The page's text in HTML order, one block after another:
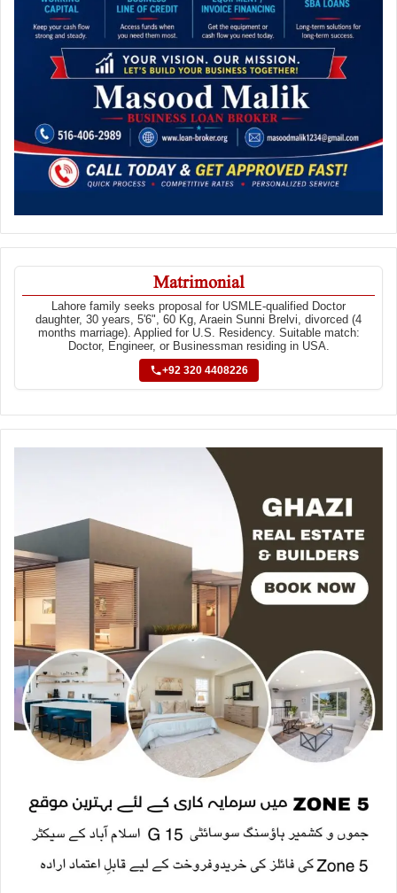
Matrimonial
Lahore family seeks proposal for USMLE-qualified Doctor
daughter, 30 years, 5'6", 60 Kg, Araein Sunni Brelvi, divorced (4
months marriage). Applied for U.S. Residency. Suitable match:
Doctor, Engineer, or Businessman residing in USA.
+92 320 4408226